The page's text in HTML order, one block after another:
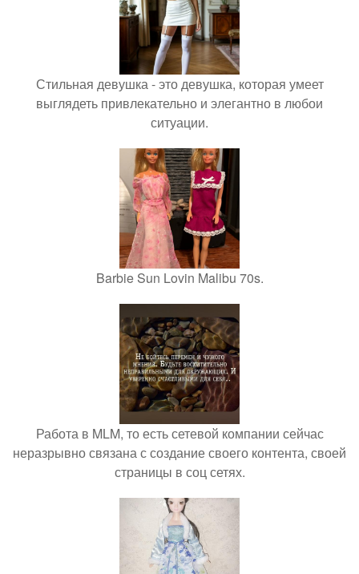
Стильная девушка - это девушка, которая умеет
выглядеть привлекательно и элегантно в любои
ситуации.
Barbie Sun Lovin Malibu 70s.
Работа в MLM, то есть сетевой компании сейчас
неразрывно связана с создание своего контента, своей
страницы в соц сетях.